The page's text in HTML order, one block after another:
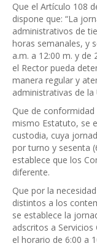
Que el Artículo 108
dispone que: “La
administrativos de
horas semanales, y
a.m. a 12:00 m. y de
el Rector pueda
manera regular y
administrativas de la
Que de
mismo Estatuto, se
custodia, cuya
por turno y sesenta
establece que los
diferente.
Que por la
distintos a los
se establece la
adscritos a
el horario de 6:00 a